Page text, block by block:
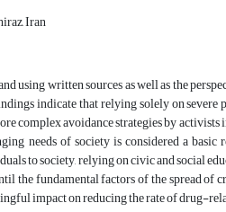
Iran
using written sources as well as the
indicate that relying solely on severe
complex avoidance strategies by activists
needs of society is considered a
to society, relying on civic and social
fundamental factors of the spread of
impact on reducing the rate of drug-